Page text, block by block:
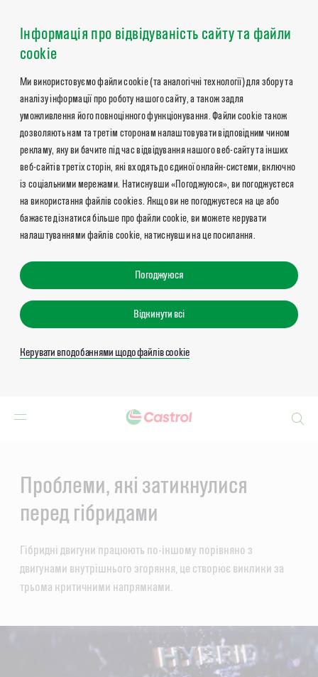
Інформація про відвідуваність сайту та файли
cookie
Ми використовуємо файли cookie (та аналогічні технології) для збору та
аналізу інформації про роботу нашого сайту, а також задля
уможливлення його повноцінного функціонування. Файли cookie також
дозволяють нам та третім сторонам налаштовувати відповідним чином
рекламу, яку ви бачите під час відвідування нашого веб-сайту та інших
веб-сайтів третіх сторін, які входять до єдиної онлайн-системи, включно
із соціальними мережами. Натиснувши «Погоджуюся», ви погоджуєтеся
на використання файлів cookies. Якщо ви не погоджуєтеся на це або
бажаєте дізнатися більше про файли cookie, ви можете керувати
налаштуваннями файлів cookie, натиснувши на це посилання.
Погоджуюся
Відкинути всі
Керувати вподобаннями щодо файлів cookie
Проблеми, які затикнулися
перед гібридами
Гібридні двигуни працюють по-іншому порівняно з
двигунами внутрішнього згоряння, це створює виклики за
трьома критичними напрямками.